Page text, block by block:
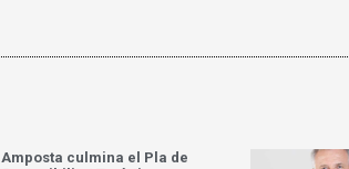
Amposta culmina el Pla de